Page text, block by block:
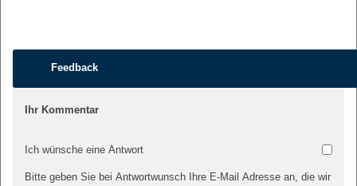
Feedback
Ihr Kommentar
Ich wünsche eine Antwort
Bitte geben Sie bei Antwortwunsch Ihre E-Mail Adresse an, die wir